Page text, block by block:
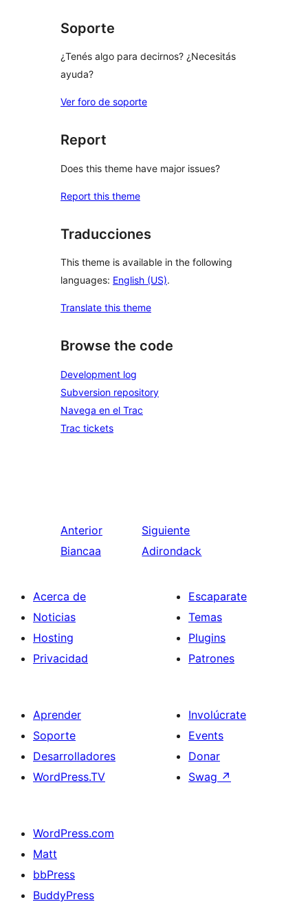
Soporte
¿Tenés algo para decirnos? ¿Necesitás
ayuda?
Ver foro de soporte
Report
Does this theme have major issues?
Report this theme
Traducciones
This theme is available in the following
languages: English (US).
Translate this theme
Browse the code
Development log
Subversion repository
Navega en el Trac
Trac tickets
Anterior
Biancaa
Siguiente
Adirondack
Acerca de
Noticias
Hosting
Privacidad
Escaparate
Temas
Plugins
Patrones
Aprender
Soporte
Desarrolladores
WordPress.TV
Involúcrate
Events
Donar
Swag ↗
WordPress.com
Matt
bbPress
BuddyPress